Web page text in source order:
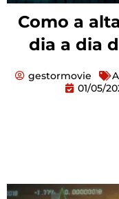
Como a
dia a dia
gestormovie
01/05/